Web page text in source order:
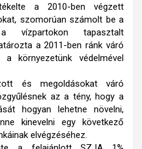
a 2010-ben végzett
szomorúan számolt be a
vízpartokon tapasztalt
a 2011-ben ránk váró
a környezetünk védelmével
és megoldásokat váró
az a tény, hogy a
hogyan lehetne növelni,
kinevelni egy következő
elvégzéséhez.